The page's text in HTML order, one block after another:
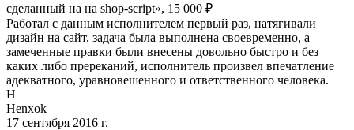
сделанный на на shop-script», 15 000 ₽
Работал с данным исполнителем первый раз, натягивали
дизайн на сайт, задача была выполнена своевременно, а
замеченные правки были внесены довольно быстро и без
каких либо пререканий, исполнитель произвел впечатление
адекватного, уравновешенного и ответственного человека.
H
Henxok
17 сентября 2016 г.